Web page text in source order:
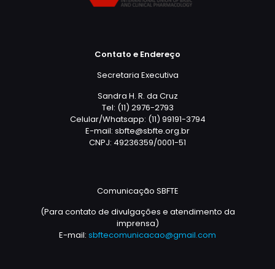
Contato e Endereço
Secretaria Executiva
Sandra H. R. da Cruz
Tel: (11) 2976-2793
Celular/Whatsapp: (11) 99191-3794
E-mail: sbfte@sbfte.org.br
CNPJ: 49236359/0001-51
Comunicação SBFTE
(Para contato de divulgações e atendimento da
imprensa)
E-mail: sbftecomunicacao@gmail.com